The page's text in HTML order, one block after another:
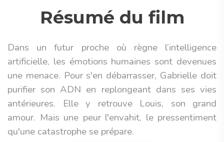
Résumé du film
Dans un futur proche où règne l’intelligence
artificielle, les émotions humaines sont devenues
une menace. Pour s'en débarrasser, Gabrielle doit
purifier son ADN en replongeant dans ses vies
antérieures. Elle y retrouve Louis, son grand
amour. Mais une peur l'envahit, le pressentiment
qu'une catastrophe se prépare.